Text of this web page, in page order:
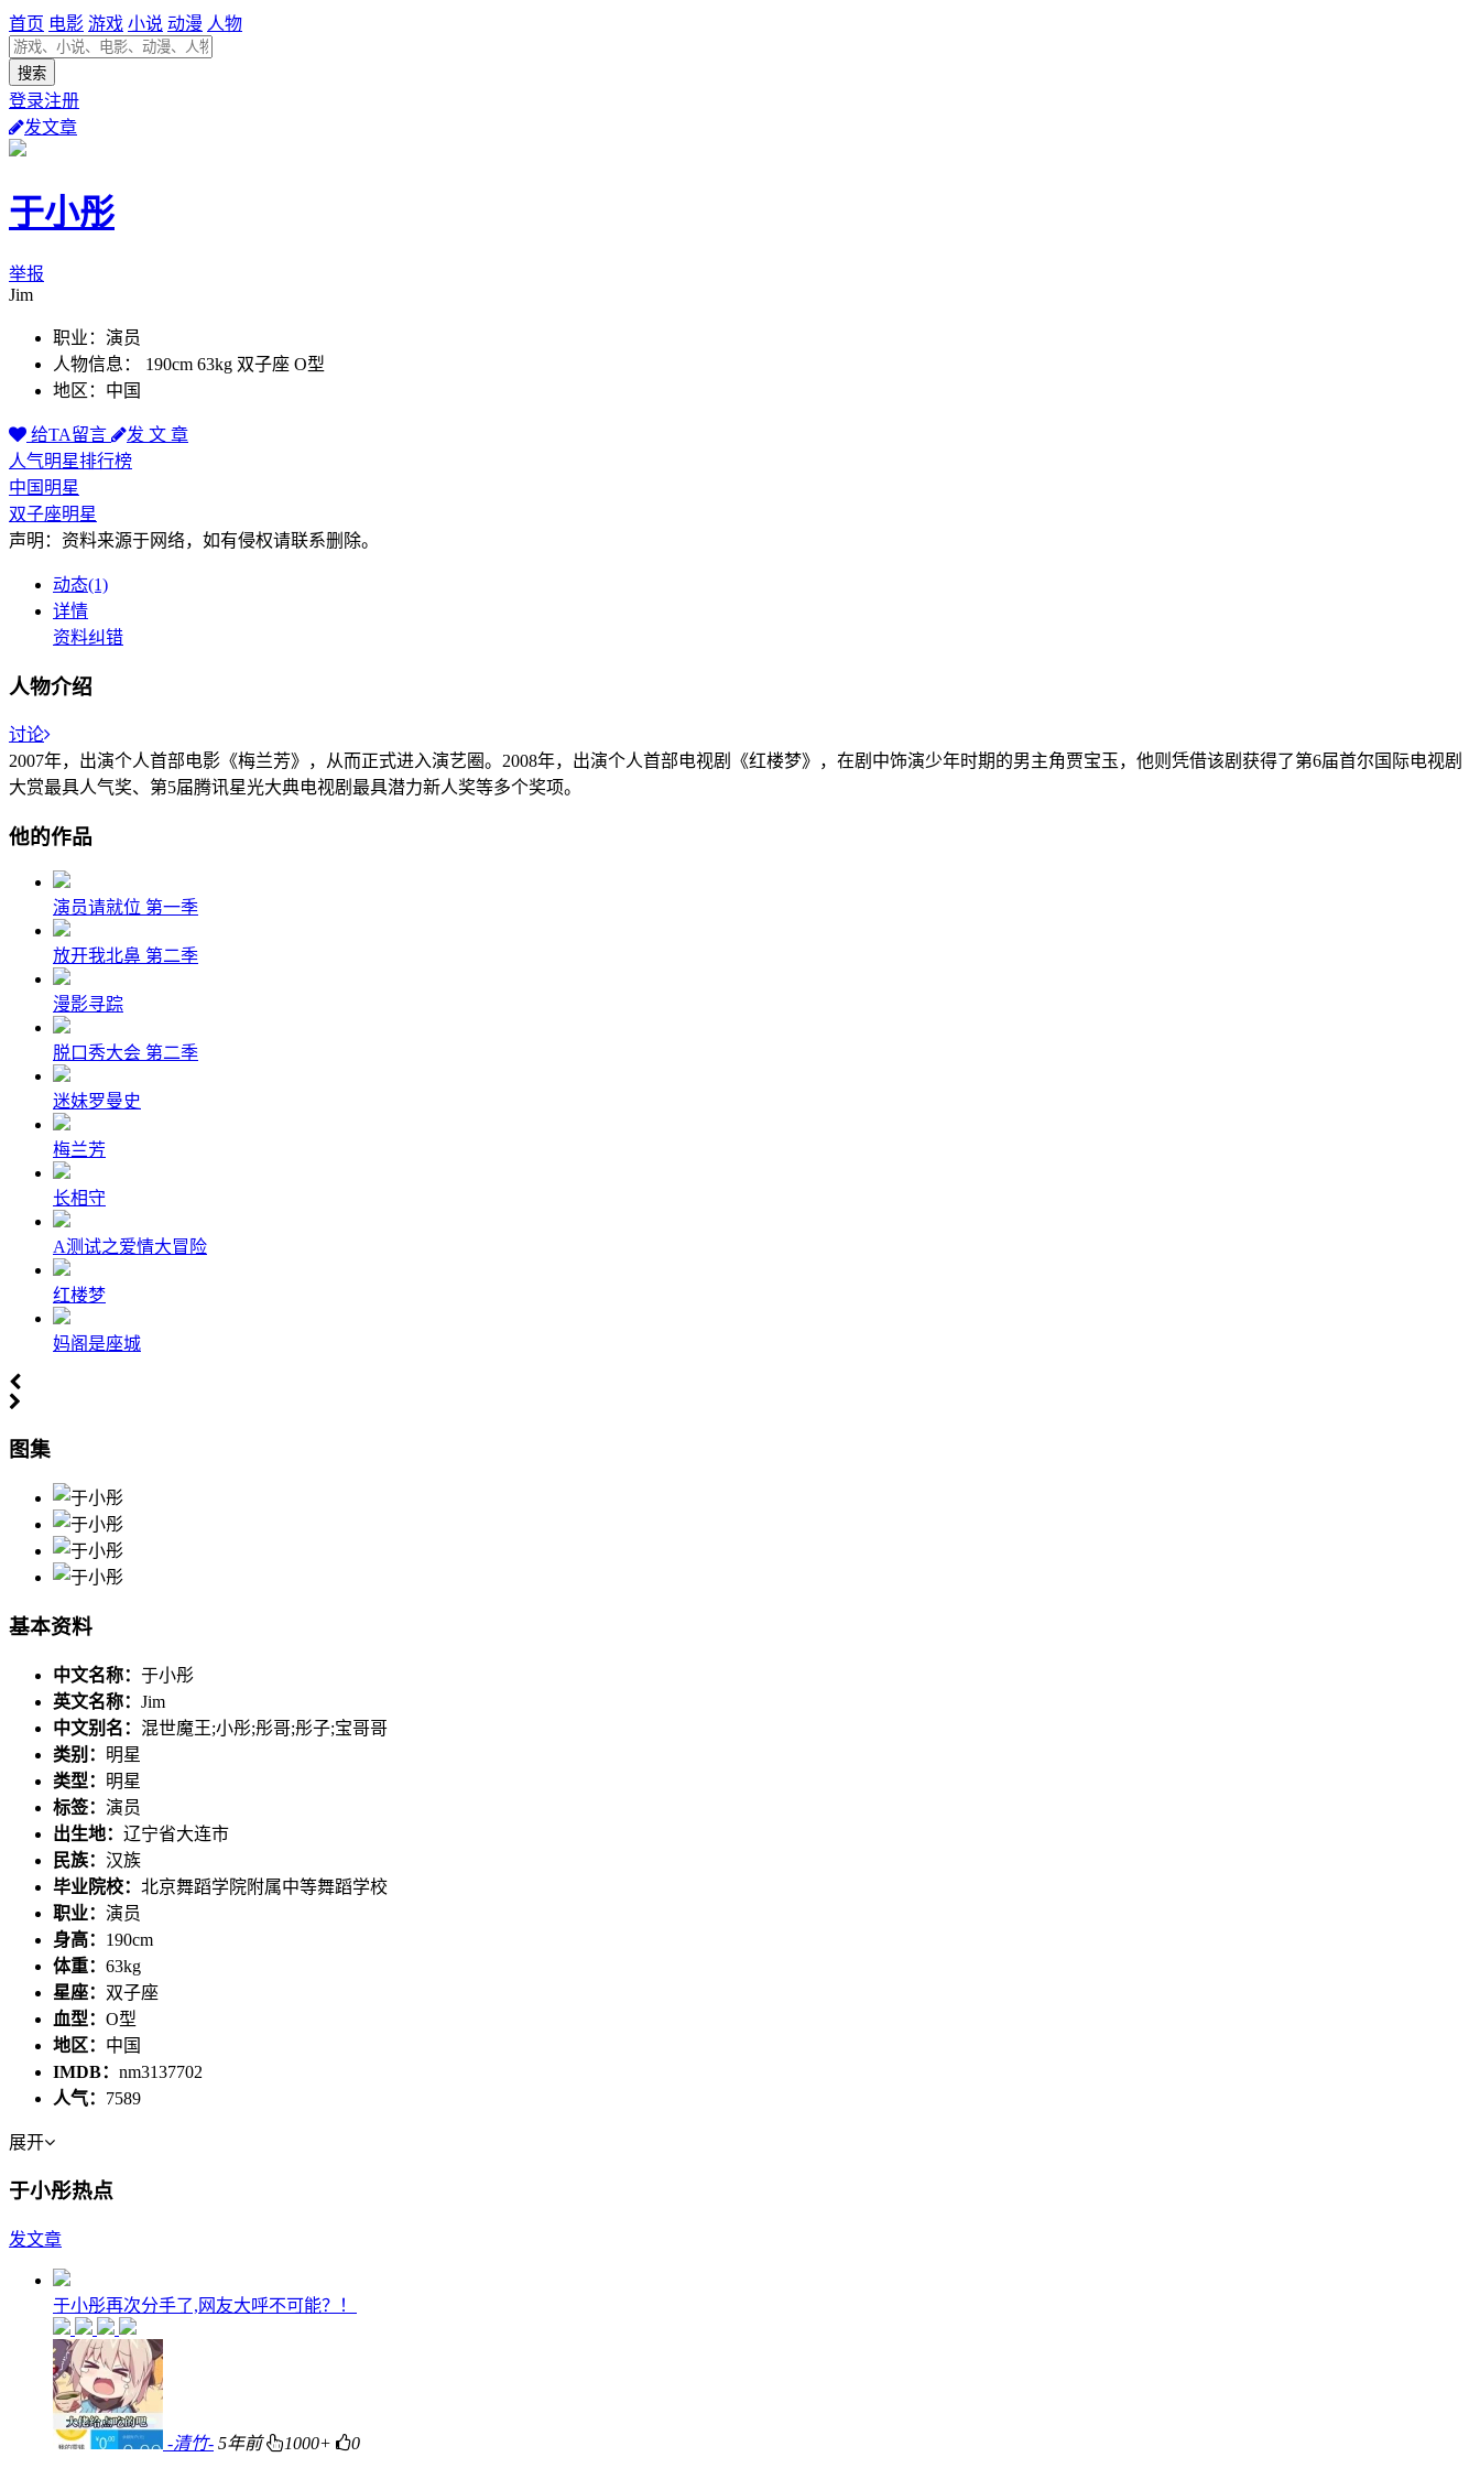
首页 电影 游戏 小说 动漫 人物
登录注册
发文章
于小彤
举报
Jim
职业：演员
人物信息： 190cm 63kg 双子座 O型
地区：中国
给TA留言
发 文 章
人气明星排行榜
中国明星
双子座明星
声明：资料来源于网络，如有侵权请联系删除。
动态(1)
详情
资料纠错
人物介绍
讨论
2007年，出演个人首部电影《梅兰芳》，从而正式进入演艺圈。2008年，出演个人首部电视剧《红楼梦》，在剧中饰演少年时期的男主角贾宝玉，他则凭借该剧获得了第6届首尔国际电视剧
大赏最具人气奖、第5届腾讯星光大典电视剧最具潜力新人奖等多个奖项。
他的作品
演员请就位 第一季
放开我北鼻 第二季
漫影寻踪
脱口秀大会 第二季
迷妹罗曼史
梅兰芳
长相守
A测试之爱情大冒险
红楼梦
妈阁是座城
图集
基本资料
中文名称： 于小彤
英文名称： Jim
中文别名： 混世魔王;小彤;彤哥;彤子;宝哥哥
类别： 明星
类型： 明星
标签： 演员
出生地： 辽宁省大连市
民族： 汉族
毕业院校： 北京舞蹈学院附属中等舞蹈学校
职业： 演员
身高： 190cm
体重： 63kg
星座： 双子座
血型： O型
地区： 中国
IMDB： nm3137702
人气： 7589
展开
于小彤热点
发文章
于小彤再次分手了,网友大呼不可能？！
-清竹- 5年前 1000+ 0